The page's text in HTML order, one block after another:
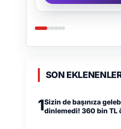
SON
1Sizin de başınıza
dinlemedi! 360 bin TL